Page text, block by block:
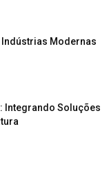
Modernas
Integrando Soluções